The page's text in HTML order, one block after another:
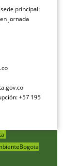
principal:
jornada
+57 195